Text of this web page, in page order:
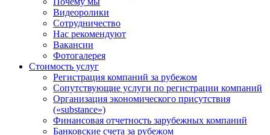
Видеоролики
Сотрудничество
Нас рекомендуют
Вакансии
Фотогалерея
Стоимость услуг
Регистрация компаний за рубежом
Сопутствующие услуги по регистрации компаний
Организация экономического присутствия
(«substance»)
Финансовая отчетность зарубежных компаний
Банковские счета за рубежом